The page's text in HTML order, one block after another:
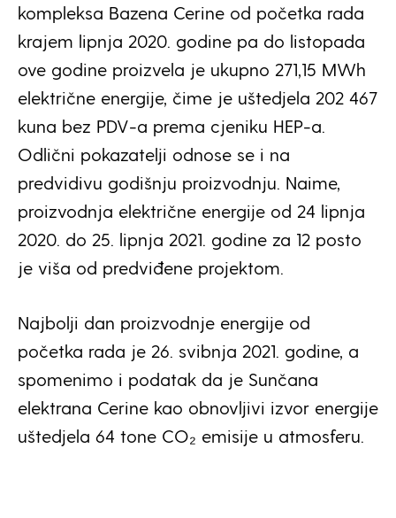
kompleksa Bazena Cerine od početka rada
krajem lipnja 2020. godine pa do listopada
ove godine proizvela je ukupno 271,15 MWh
električne energije, čime je uštedjela 202 467
kuna bez PDV-a prema cjeniku HEP-a.
Odlični pokazatelji odnose se i na
predvidivu godišnju proizvodnju. Naime,
proizvodnja električne energije od 24 lipnja
2020. do 25. lipnja 2021. godine za 12 posto
je viša od predviđene projektom.
Najbolji dan proizvodnje energije od
početka rada je 26. svibnja 2021. godine, a
spomenimo i podatak da je Sunčana
elektrana Cerine kao obnovljivi izvor energije
uštedjela 64 tone CO₂ emisije u atmosferu.